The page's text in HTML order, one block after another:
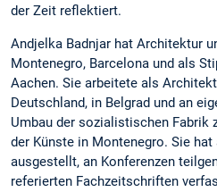
der Zeit reflektiert.
Andjelka Badnjar hat Architektur
Montenegro, Barcelona und als
Aachen. Sie arbeitete als
Deutschland, in Belgrad und an
Umbau der sozialistischen Fabrik
der Künste in Montenegro. Sie
ausgestellt, an Konferenzen
referierten Fachzeitschriften